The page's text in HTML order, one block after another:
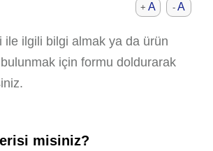
-A
+ A
ile ilgili bilgi almak ya da ürün
için formu doldurarak
misiniz?